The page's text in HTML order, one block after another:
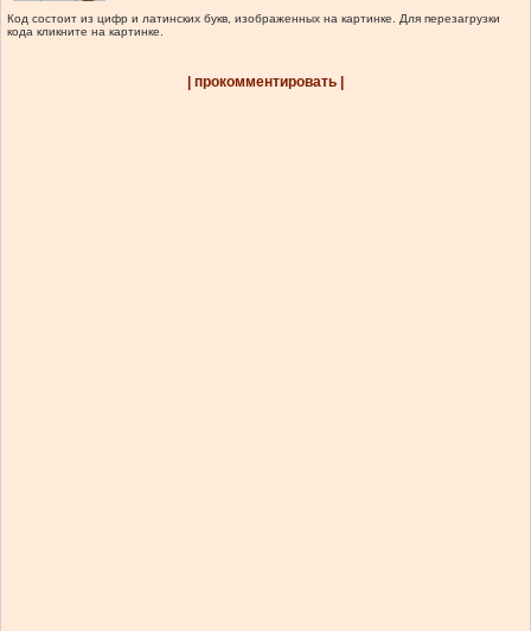
Код состоит из цифр и латинских букв, изображенных на картинке. Для перезагрузки
кода кликните на картинке.
| прокомментировать |